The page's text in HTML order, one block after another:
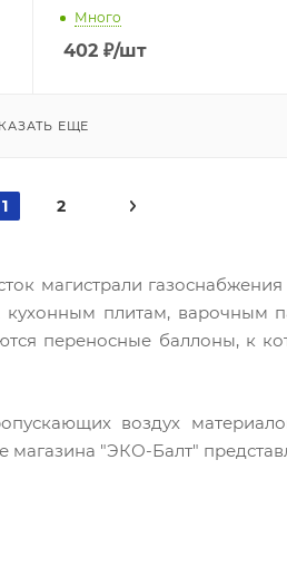
Много
402 ₽/шт
ЕЩЕ
1 2
магистрали
плитам, варочным
переносные баллоны, к
воздух
"ЭКО-Балт"